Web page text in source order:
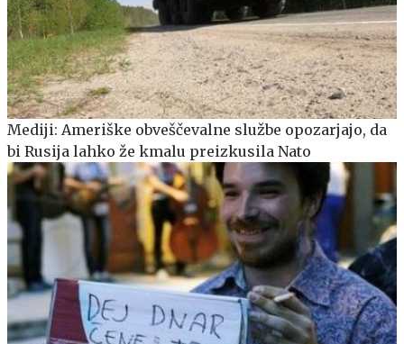
Mediji: Ameriške obveščevalne službe opozarjajo, da
bi Rusija lahko že kmalu preizkusila Nato